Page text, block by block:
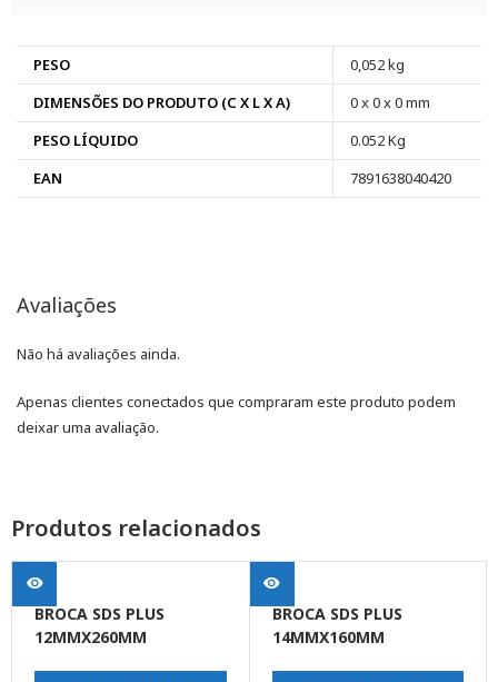
PESO
0,052 kg
DIMENSÕES DO PRODUTO (C X L X A)
0 x 0 x 0 mm
PESO LÍQUIDO
0.052 Kg
EAN
7891638040420
Avaliações
Não há avaliações ainda.
Apenas clientes conectados que compraram este produto podem
deixar uma avaliação.
Produtos relacionados
BROCA SDS PLUS
12MMX260MM
BROCA SDS PLUS
14MMX160MM